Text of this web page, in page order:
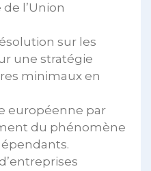
l’Union
sur les
une stratégie
minimaux en
européenne par
du phénomène